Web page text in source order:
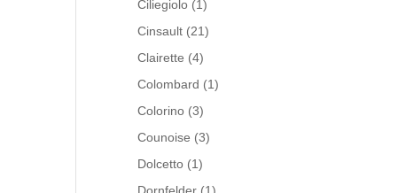
Ciliegiolo (1)
Cinsault (21)
Clairette (4)
Colombard (1)
Colorino (3)
Counoise (3)
Dolcetto (1)